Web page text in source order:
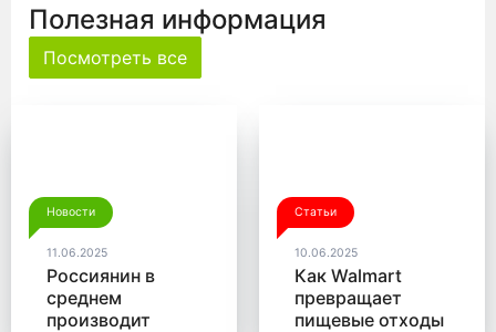
Полезная информация
Посмотреть все
Новости
11.06.2025
Россиянин в
среднем
производит
Статьи
10.06.2025
Как Walmart
превращает
пищевые отходы